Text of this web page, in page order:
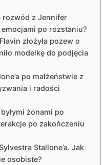
rozwód z Jennifer
po rozstaniu?
złożyła pozew o
modelkę do podjęcia
po małżeństwie z
i radości
żonami po
po zakończeniu
Stallone’a. Jak
osobiste?